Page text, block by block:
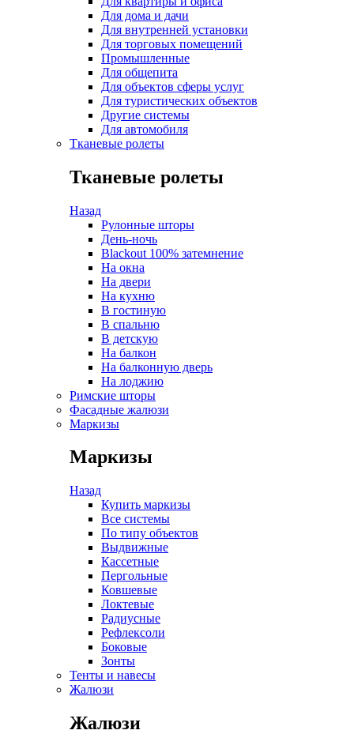
Для дома и дачи
Для внутренней установки
Для торговых помещений
Промышленные
Для общепита
Для объектов сферы услуг
Для туристических объектов
Другие системы
Для автомобиля
Тканевые ролеты
Тканевые ролеты
Назад
Рулонные шторы
День-ночь
Blackout 100% затемнение
На окна
На двери
На кухню
В гостиную
В спальню
В детскую
На балкон
На балконную дверь
На лоджию
Римские шторы
Фасадные жалюзи
Маркизы
Маркизы
Назад
Купить маркизы
Все системы
По типу объектов
Выдвижные
Кассетные
Пергольные
Ковшевые
Локтевые
Радиусные
Рефлексоли
Боковые
Зонты
Тенты и навесы
Жалюзи
Жалюзи